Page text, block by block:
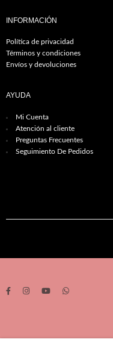
INFORMACIÓN
Política de privacidad
Términos y condiciones
Envíos y devoluciones
AYUDA
Mi Cuenta
Atención al cliente
Preguntas Frecuentes
Seguimiento De Pedidos